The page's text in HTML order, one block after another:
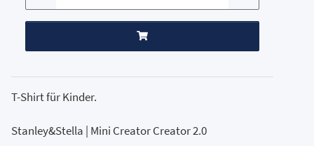
T-Shirt für Kinder.
Stanley&Stella | Mini Creator Creator 2.0